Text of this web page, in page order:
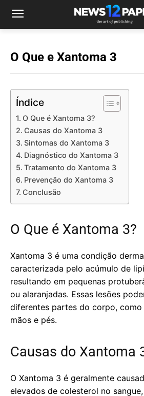
O Que e Xantoma 3
Índice
O Que é Xantoma 3?
Causas do Xantoma 3
Sintomas do Xantoma 3
Diagnóstico do Xantoma 3
Tratamento do Xantoma 3
Prevenção do Xantoma 3
Conclusão
O Que é Xantoma 3?
Xantoma 3 é uma condição
caracterizada pelo acúmulo de
resultando em pequenas
ou alaranjadas. Essas lesões
diferentes partes do corpo,
mãos e pés.
Causas do Xantoma
O Xantoma 3 é geralmente
elevados de colesterol no